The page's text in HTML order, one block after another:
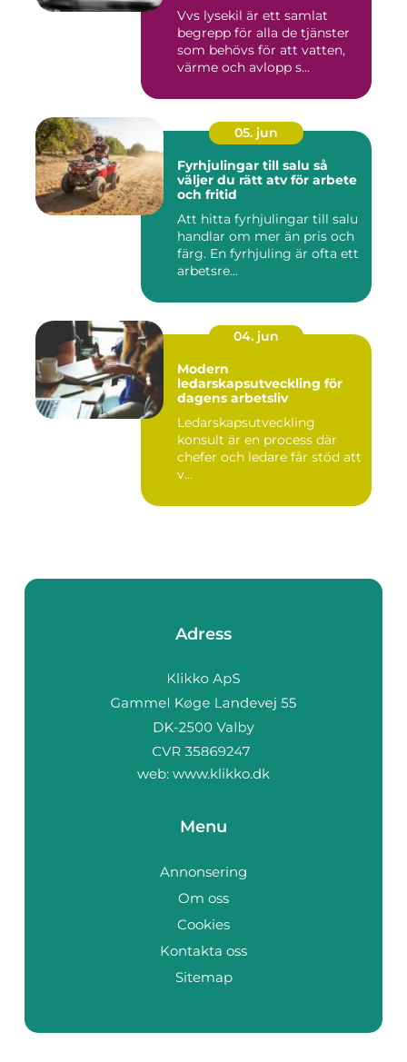
Vvs lysekil är ett samlat
begrepp för alla de tjänster
som behövs för att vatten,
värme och avlopp s...
05. jun
Fyrhjulingar till salu så
väljer du rätt atv för arbete
och fritid
Att hitta fyrhjulingar till salu
handlar om mer än pris och
färg. En fyrhjuling är ofta ett
arbetsre...
04. jun
Modern
ledarskapsutveckling för
dagens arbetsliv
Ledarskapsutveckling
konsult är en process där
chefer och ledare får stöd att
v...
Adress
web: www.klikko.dk
Menu
Annonsering
Om oss
Cookies
Kontakta oss
Sitemap